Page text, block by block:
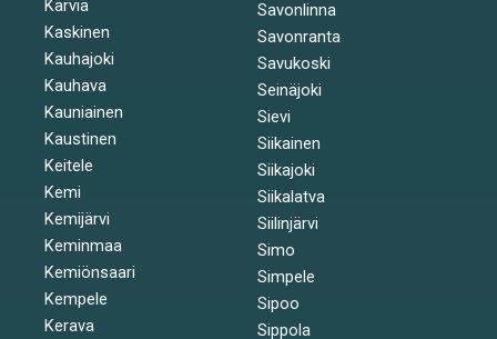
Karvia
Kaskinen
Kauhajoki
Kauhava
Kauniainen
Kaustinen
Keitele
Kemi
Kemijärvi
Keminmaa
Kemiönsaari
Kempele
Kerava
Savonlinna
Savonranta
Savukoski
Seinäjoki
Sievi
Siikainen
Siikajoki
Siikalatva
Siilinjärvi
Simo
Simpele
Sipoo
Sippola